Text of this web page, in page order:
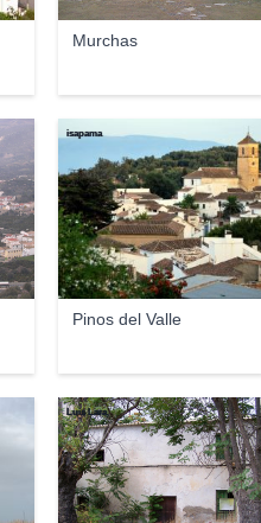
Murchas
Pinos del Valle
isapama
Luis Lara